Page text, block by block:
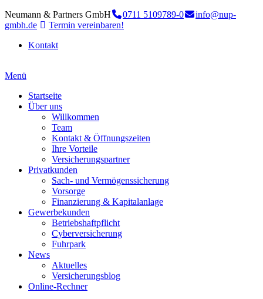
Neumann & Partners GmbH 0711 5109789-0
info@nup-
gmbh.de
Termin vereinbaren!
Kontakt
Menü
Startseite
Über uns
Willkommen
Team
Kontakt & Öffnungszeiten
Ihre Vorteile
Versicherungspartner
Privatkunden
Sach- und Vermögenssicherung
Vorsorge
Finanzierung & Kapitalanlage
Gewerbekunden
Betriebshaftpflicht
Cyberversicherung
Fuhrpark
News
Aktuelles
Versicherungsblog
Online-Rechner